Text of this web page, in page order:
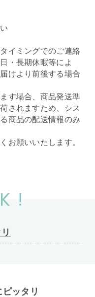
イミングでのご連絡
・長期休暇等によ
けより前後する場合
す場合、商品発送準
されますため、シス
商品の配送情報のみ
お願いいたします。
!
ッタリ